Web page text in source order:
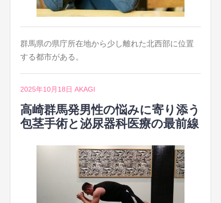
群馬県の県庁所在地から少し離れた北西部に位置
する都市がある。
2025年10月18日 AKAGI
高崎群馬発男性の悩みに寄り添う
包茎手術と泌尿器科医療の最前線